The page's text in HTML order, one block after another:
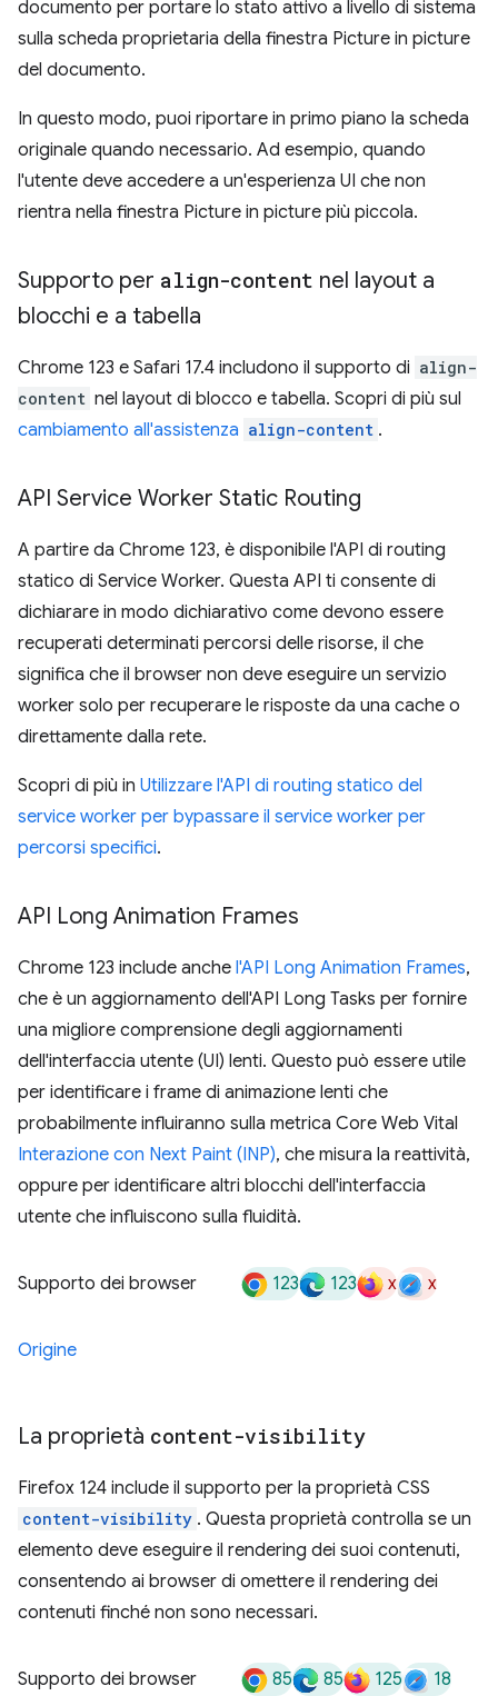
documento per portare lo stato attivo a livello di sistema
sulla scheda proprietaria della finestra Picture in picture
del documento.
In questo modo, puoi riportare in primo piano la scheda
originale quando necessario. Ad esempio, quando
l'utente deve accedere a un'esperienza UI che non
rientra nella finestra Picture in picture più piccola.
Supporto per align-content nel layout a
blocchi e a tabella
Chrome 123 e Safari 17.4 includono il supporto di align-
content nel layout di blocco e tabella. Scopri di più sul
cambiamento all'assistenza align-content .
API Service Worker Static Routing
A partire da Chrome 123, è disponibile l'API di routing
statico di Service Worker. Questa API ti consente di
dichiarare in modo dichiarativo come devono essere
recuperati determinati percorsi delle risorse, il che
significa che il browser non deve eseguire un servizio
worker solo per recuperare le risposte da una cache o
direttamente dalla rete.
Scopri di più in Utilizzare l'API di routing statico del
service worker per bypassare il service worker per
percorsi specifici.
API Long Animation Frames
Chrome 123 include anche l'API Long Animation Frames,
che è un aggiornamento dell'API Long Tasks per fornire
una migliore comprensione degli aggiornamenti
dell'interfaccia utente (UI) lenti. Questo può essere utile
per identificare i frame di animazione lenti che
probabilmente influiranno sulla metrica Core Web Vital
Interazione con Next Paint (INP), che misura la reattività,
oppure per identificare altri blocchi dell'interfaccia
utente che influiscono sulla fluidità.
Supporto dei browser 123 123 x x
Origine
La proprietà content-visibility
Firefox 124 include il supporto per la proprietà CSS
content-visibility . Questa proprietà controlla se un
elemento deve eseguire il rendering dei suoi contenuti,
consentendo ai browser di omettere il rendering dei
contenuti finché non sono necessari.
Supporto dei browser 85 85 125 18